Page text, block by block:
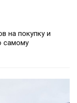
на покупку и
самому